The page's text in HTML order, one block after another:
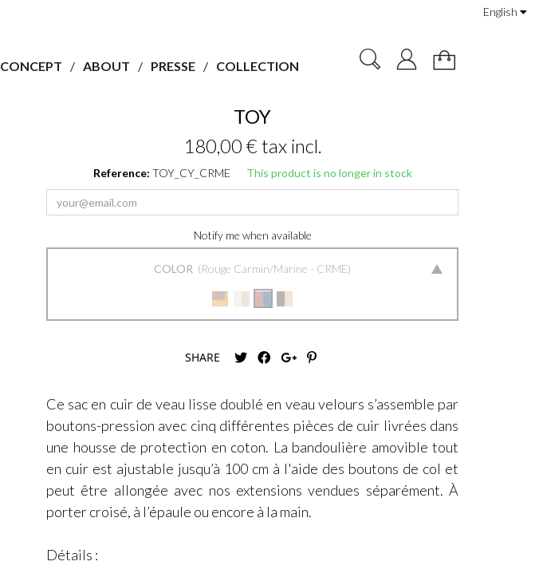
English
CONCEPT ABOUT PRESSE COLLECTION
TOY
180,00 € tax incl.
Reference: TOY_CY_CRME This product is no longer in stock
Notify me when available
COLOR Rouge Carmin/Marine - CRME
SHARE
Ce sac en cuir de veau lisse doublé en veau velours s’assemble par
boutons-pression avec cinq différentes pièces de cuir livrées dans
une housse de protection en coton. La bandoulière amovible tout
en cuir est ajustable jusqu’à 100 cm à l'aide des boutons de col et
peut être allongée avec nos extensions vendues séparément. À
porter croisé, à l’épaule ou encore à la main.
Détails :